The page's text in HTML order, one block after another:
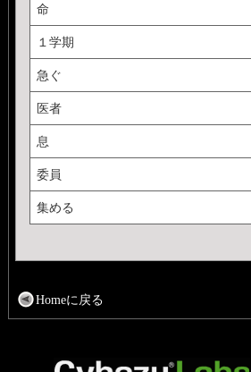
命
１学期
急ぐ
医者
息
委員
集める
Homeに戻る